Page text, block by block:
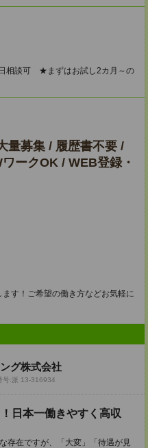
日相談可 ★まずはお試し2カ月～の
量募集 / 履歴書不要 /
ークOK / WEB登録・
す！ご希望の働き方などお気軽に
グ株式会社
号:派 13-316934
日本一働きやすく高収
存在ですが、「大変」「待遇が見